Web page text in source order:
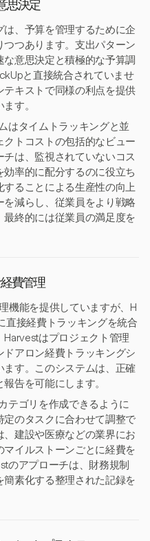
思決定
、予算を管理するために企
つあります。支出パターン
意思決定と積極的な予算調
と直接統合されていませ
キストで同様の利点を提供
す。
はタイムトラッキングと並
トコストの包括的なビュー
は、監視されていないコス
効率的に配分するのに役立ち
ることによる生産性の向上
減らし、従業員をより戦略
終的には従業員の満足度を
費管理
機能を提供していますが、H
直接経費トラッキングを統合
はプロジェクト管理
アロン経費トラッキングシ
す。このシステムは、正確
告を可能にします。
テゴリを作成できるように
定のタスクに合わせて調整で
建設や医療などの業界にお
イルストーンごとに経費を
のアプローチは、財務規制
素化する整理された記録を